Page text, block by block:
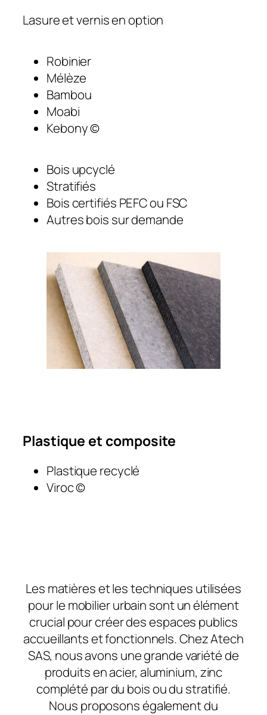
Lasure et vernis en option
Robinier
Mélèze
Bambou
Moabi
Kebony ©
Bois upcyclé
Stratifiés
Bois certifiés PEFC ou FSC
Autres bois sur demande
Plastique et composite
Plastique recyclé
Viroc ©
Les matières et les techniques utilisées
pour le mobilier urbain sont un élément
crucial pour créer des espaces publics
accueillants et fonctionnels. Chez Atech
SAS, nous avons une grande variété de
produits en acier, aluminium, zinc
complété par du bois ou du stratifié.
Nous proposons également du